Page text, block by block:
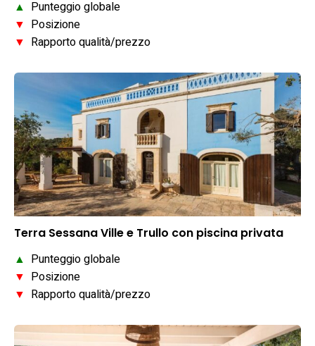
▲ Punteggio globale
▼ Posizione
▼ Rapporto qualità/prezzo
Terra Sessana Ville e Trullo con piscina privata
▲ Punteggio globale
▼ Posizione
▼ Rapporto qualità/prezzo